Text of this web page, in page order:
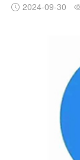
2024-09-30